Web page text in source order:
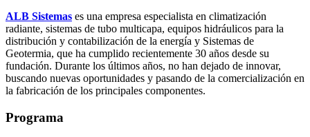
ALB Sistemas es una empresa especialista en climatización
radiante, sistemas de tubo multicapa, equipos hidráulicos para la
distribución y contabilización de la energía y Sistemas de
Geotermia, que ha cumplido recientemente 30 años desde su
fundación. Durante los últimos años, no han dejado de innovar,
buscando nuevas oportunidades y pasando de la comercialización en
la fabricación de los principales componentes.
Programa